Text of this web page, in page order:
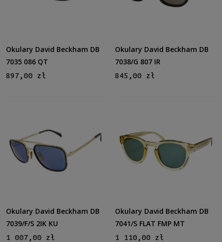
Okulary David Beckham DB
7035 086 QT
897,00 zł
Okulary David Beckham DB
7038/G 807 IR
845,00 zł
Okulary David Beckham DB
7039/F/S 2IK KU
1 007,00 zł
Okulary David Beckham DB
7041/S FLAT FMP MT
1 110,00 zł